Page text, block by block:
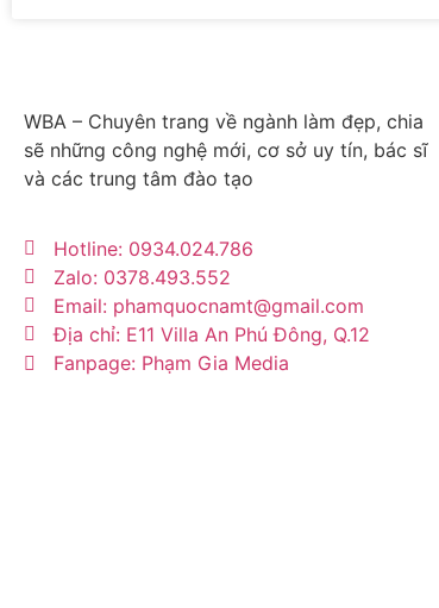
WBA – Chuyên trang về ngành làm đẹp, chia
sẽ những công nghệ mới, cơ sở uy tín, bác sĩ
và các trung tâm đào tạo
Hotline: 0934.024.786
Zalo: 0378.493.552
Email: phamquocnamt@gmail.com
Địa chỉ: E11 Villa An Phú Đông, Q.12
Fanpage: Phạm Gia Media